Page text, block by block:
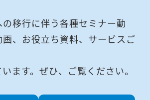
の移行に伴う各種セミナー動
画、お役立ち資料、サービスご
ます。ぜひ、ご覧ください。